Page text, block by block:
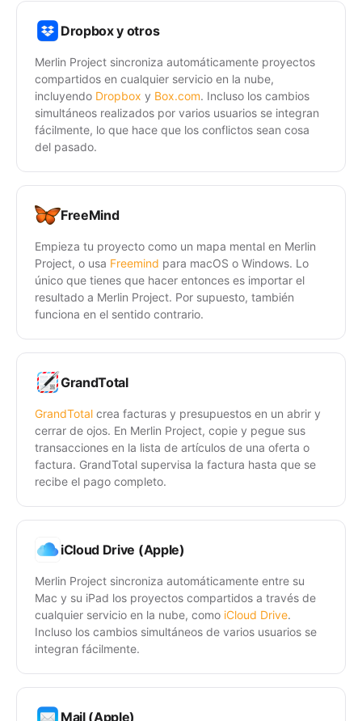
Dropbox y otros
Merlin Project sincroniza automáticamente proyectos
compartidos en cualquier servicio en la nube,
incluyendo Dropbox y Box.com. Incluso los cambios
simultáneos realizados por varios usuarios se integran
fácilmente, lo que hace que los conflictos sean cosa
del pasado.
FreeMind
Empieza tu proyecto como un mapa mental en Merlin
Project, o usa Freemind para macOS o Windows. Lo
único que tienes que hacer entonces es importar el
resultado a Merlin Project. Por supuesto, también
funciona en el sentido contrario.
GrandTotal
GrandTotal crea facturas y presupuestos en un abrir y
cerrar de ojos. En Merlin Project, copie y pegue sus
transacciones en la lista de artículos de una oferta o
factura. GrandTotal supervisa la factura hasta que se
recibe el pago completo.
iCloud Drive (Apple)
Merlin Project sincroniza automáticamente entre su
Mac y su iPad los proyectos compartidos a través de
cualquier servicio en la nube, como iCloud Drive.
Incluso los cambios simultáneos de varios usuarios se
integran fácilmente.
Mail (Apple)